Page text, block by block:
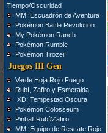
Tiempo/Oscuridad
MM: Escuadrón de Aventura
Pokémon Battle Revolution
My Pokémon Ranch
Pokémon Rumble
Pokémon Trozei!
Juegos III Gen
Verde Hoja Rojo Fuego
Rubí, Zafiro y Esmeralda
XD: Tempestad Oscura
Pokémon Colosseum
Pinball Rubí/Zafiro
MM: Equipo de Rescate Rojo